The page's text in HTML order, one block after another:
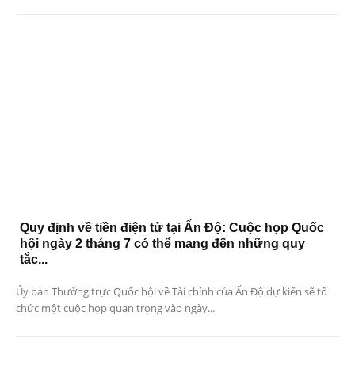
Quy định về tiền điện tử tại Ấn Độ: Cuộc họp Quốc
hội ngày 2 tháng 7 có thể mang đến những quy
tắc...
Ủy ban Thường trực Quốc hội về Tài chính của Ấn Độ dự kiến ​​sẽ tổ
chức một cuộc họp quan trọng vào ngày...